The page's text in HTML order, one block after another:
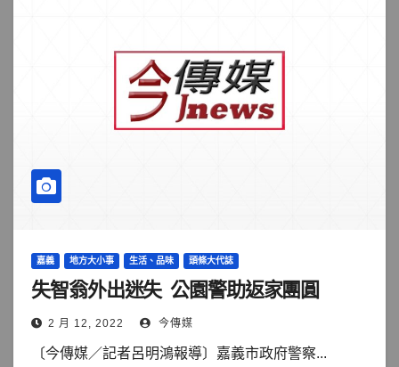
嘉義 地方大小事 生活、品味 頭條大代誌
失智翁外出迷失 公園警助返家團圓
2 月 12, 2022 今傳媒
〔今傳媒／記者呂明鴻報導〕嘉義市政府警察...